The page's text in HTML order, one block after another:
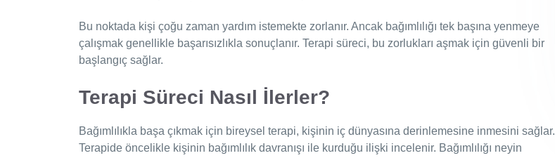
Bu noktada kişi çoğu zaman yardım istemekte zorlanır. Ancak bağımlılığı tek başına yenmeye
çalışmak genellikle başarısızlıkla sonuçlanır. Terapi süreci, bu zorlukları aşmak için güvenli bir
başlangıç sağlar.
Terapi Süreci Nasıl İlerler?
Bağımlılıkla başa çıkmak için bireysel terapi, kişinin iç dünyasına derinlemesine inmesini sağlar.
Terapide öncelikle kişinin bağımlılık davranışı ile kurduğu ilişki incelenir. Bağımlılığı neyin